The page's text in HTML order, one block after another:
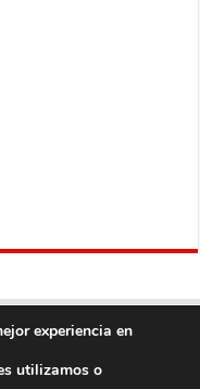
experiencia en
utilizamos o